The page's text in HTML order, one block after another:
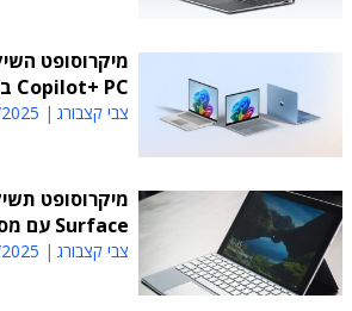
מיקרוסופט
Copilot+ PC במשפחת ה-Surface
צבי קצבורג 17:18
מיקרוסופט
Surface עם מסכים קטנים
צבי קצבורג 18:10